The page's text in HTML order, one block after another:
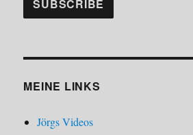
MEINE LINKS
Jörgs Videos